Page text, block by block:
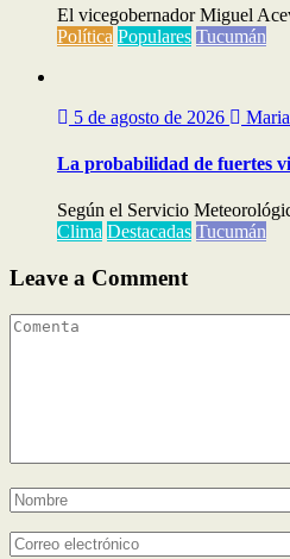
El vicegobernador Miguel
Política Populares Tucumán
5 de agosto de 2026
La probabilidad de fuertes
Según el Servicio
Clima Destacadas Tucumán
Leave a Comment